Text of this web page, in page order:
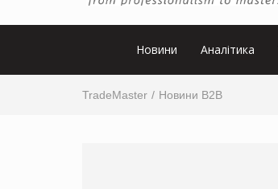
Новини Аналітика
TradeMaster Новини B2B